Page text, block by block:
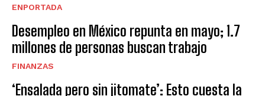
ENPORTADA
Desempleo en México repunta en mayo; 1.7
millones de personas buscan trabajo
FINANZAS
‘Ensalada pero sin jitomate’: Esto cuesta la